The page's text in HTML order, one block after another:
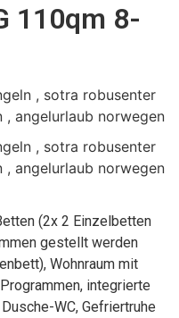
110qm 8-
(2x 2 Einzelbetten
gestellt werden
Wohnraum mit
integrierte
WC, Gefriertruhe